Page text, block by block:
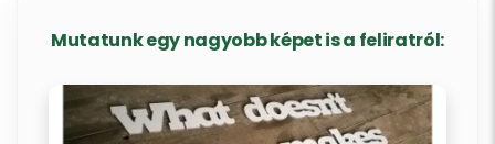
Mutatunk egy nagyobb képet is a feliratról: